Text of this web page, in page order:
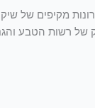
מקיפים של
רשות הטבע